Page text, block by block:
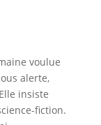
voulue
alerte,
insiste
fiction.